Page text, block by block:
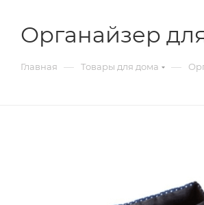
Органайзер
Главная — Товары для дома —